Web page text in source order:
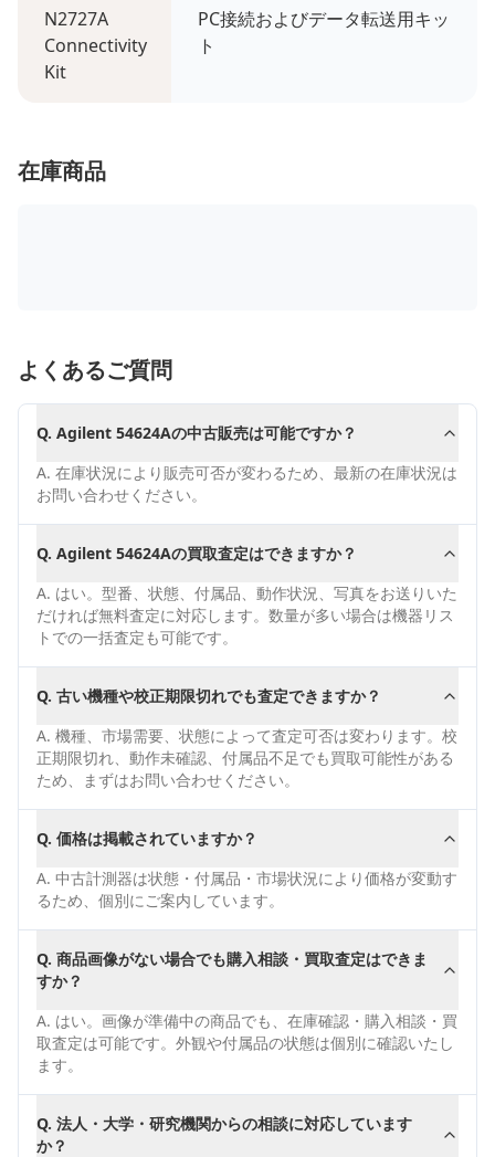
N2727A
Connectivity
Kit
PC接続およびデータ転送用キッ
ト
在庫商品
よくあるご質問
Q. Agilent 54624Aの中古販売は可能ですか？
A. 在庫状況により販売可否が変わるため、最新の在庫状況は
お問い合わせください。
Q. Agilent 54624Aの買取査定はできますか？
A. はい。型番、状態、付属品、動作状況、写真をお送りいた
だければ無料査定に対応します。数量が多い場合は機器リス
トでの一括査定も可能です。
Q. 古い機種や校正期限切れでも査定できますか？
A. 機種、市場需要、状態によって査定可否は変わります。校
正期限切れ、動作未確認、付属品不足でも買取可能性がある
ため、まずはお問い合わせください。
Q. 価格は掲載されていますか？
A. 中古計測器は状態・付属品・市場状況により価格が変動す
るため、個別にご案内しています。
Q. 商品画像がない場合でも購入相談・買取査定はできま
すか？
A. はい。画像が準備中の商品でも、在庫確認・購入相談・買
取査定は可能です。外観や付属品の状態は個別に確認いたし
ます。
Q. 法人・大学・研究機関からの相談に対応しています
か？